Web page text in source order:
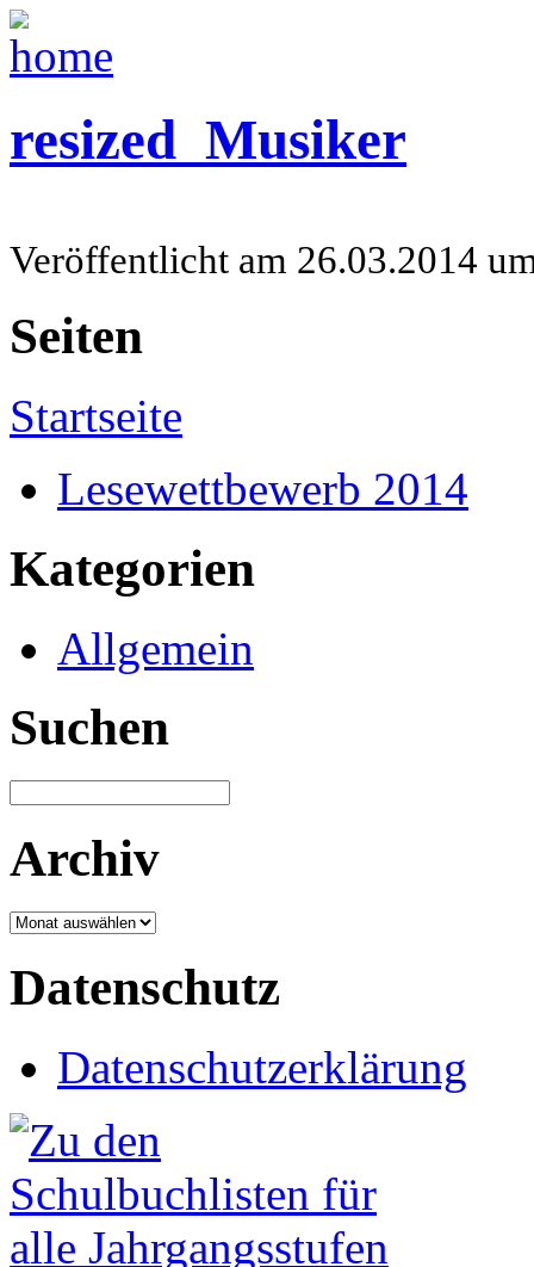
resized_Musiker
Veröffentlicht am 26.03.2014
Seiten
Startseite
Lesewettbewerb 2014
Kategorien
Allgemein
Suchen
Archiv
Archiv
Datenschutz
Datenschutzerklärung